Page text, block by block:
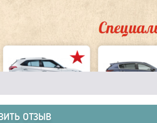
ОТЗЫВ